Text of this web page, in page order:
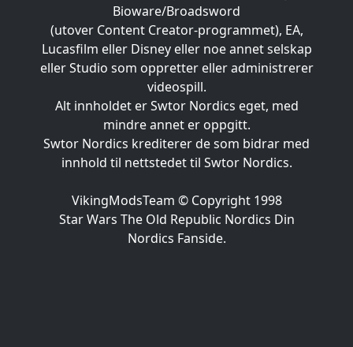
Bioware/Broadsword
(utover Content Creator-programmet), EA,
Lucasfilm eller Disney eller noe annet selskap
eller Studio som oppretter eller administrerer
videospill.
Alt innholdet er Swtor Nordics eget, med
mindre annet er oppgitt.
Swtor Nordics krediterer de som bidrar med
innhold til nettstedet til Swtor Nordics.
VikingModsTeam © Copyright 1998
Star Wars The Old Republic Nordics Din
Nordics Fanside.